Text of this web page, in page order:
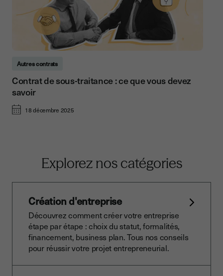
Autres contrats
Contrat de sous-traitance : ce que vous devez
savoir
18 décembre 2025
Explorez nos catégories
Création d'entreprise
Découvrez comment créer votre entreprise
étape par étape : choix du statut, formalités,
financement, business plan. Tous nos conseils
pour réussir votre projet entrepreneurial.